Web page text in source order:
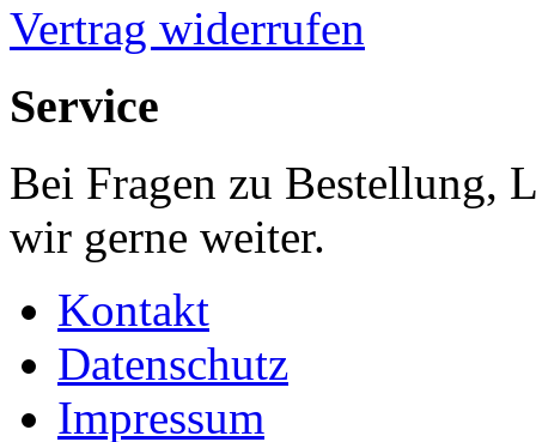
Vertrag widerrufen
Service
Bei Fragen zu Bestellung,
wir gerne weiter.
Kontakt
Datenschutz
Impressum